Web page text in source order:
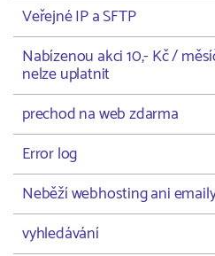
Veřejné IP a SFTP
Nabízenou akci 10,- Kč /
nelze uplatnit
prechod na web zdarma
Error log
Neběží webhosting ani
vyhledávání